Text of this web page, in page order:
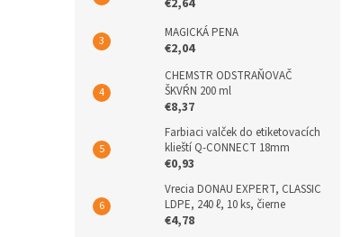
€2,64
MAGICKÁ PENA
€2,04
CHEMSTR ODSTRAŇOVAČ
ŠKVŔN 200 ml
€8,37
Farbiaci valček do etiketovacích
klieští Q-CONNECT 18mm
€0,93
Vrecia DONAU EXPERT, CLASSIC
LDPE, 240 ℓ, 10 ks, čierne
€4,78